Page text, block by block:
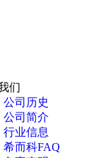
们
公司历史
公司简介
行业信息
希而科FAQ